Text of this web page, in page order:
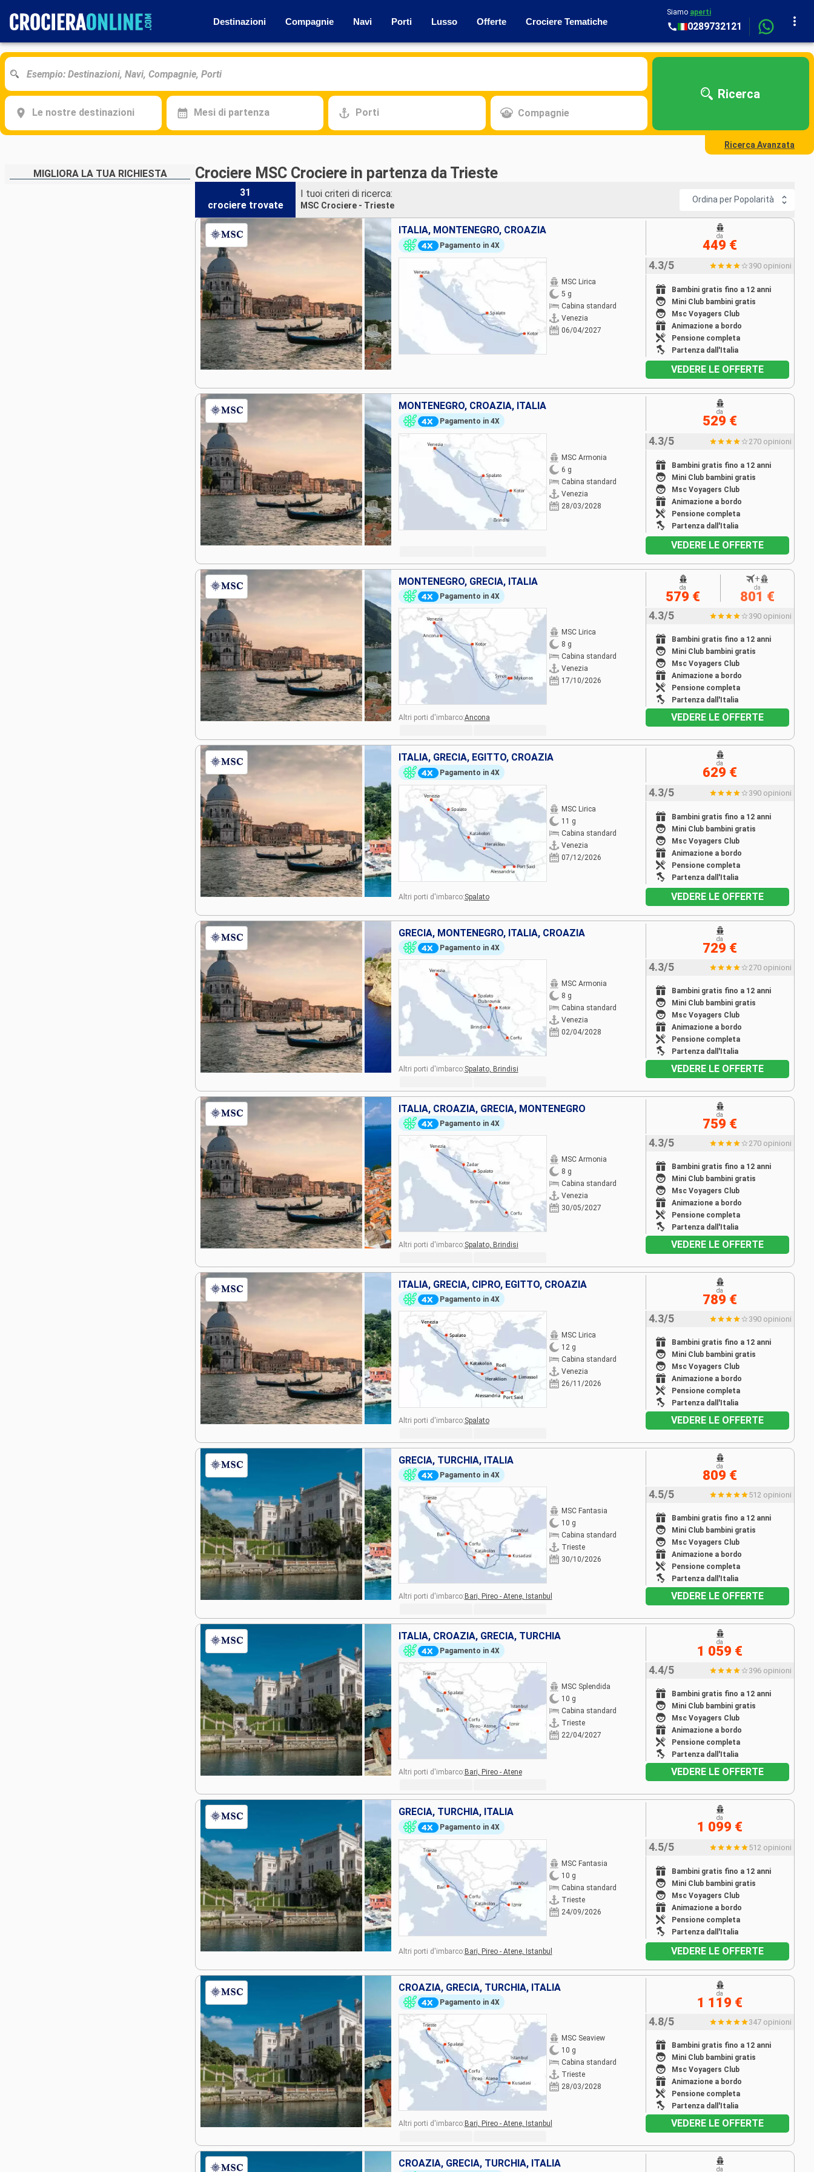
Destinazioni Compagnie Navi Porti Lusso Offerte Crociere Tematiche
Siamo aperti
0289732121
Le nostre destinazioni Mesi di partenza Porti Compagnie
Ricerca
Ricerca Avanzata
MIGLIORA LA TUA RICHIESTA Crociere MSC Crociere in partenza da Trieste
31
crociere trovate
I tuoi criteri di ricerca:
MSC Crociere - Trieste
Ordina per Popolarità
ITALIA, MONTENEGRO, CROAZIA
Pagamento in 4X
MSC Lirica
5 g
Cabina standard
Venezia
06/04/2027
4.3/5 390 opinioni
Bambini gratis fino a 12 anni
Mini Club bambini gratis
Msc Voyagers Club
Animazione a bordo
Pensione completa
Partenza dall'Italia
da
449 €
VEDERE LE OFFERTE
MONTENEGRO, CROAZIA, ITALIA
Pagamento in 4X
MSC Armonia
6 g
Cabina standard
Venezia
28/03/2028
4.3/5 270 opinioni
Bambini gratis fino a 12 anni
Mini Club bambini gratis
Msc Voyagers Club
Animazione a bordo
Pensione completa
Partenza dall'Italia
da
529 €
VEDERE LE OFFERTE
MONTENEGRO, GRECIA, ITALIA
Pagamento in 4X
MSC Lirica
8 g
Cabina standard
Venezia
17/10/2026
4.3/5 390 opinioni
Bambini gratis fino a 12 anni
Mini Club bambini gratis
Msc Voyagers Club
Animazione a bordo
Pensione completa
Partenza dall'Italia
da
579 €
+
da
801 €
Altri porti d'imbarco:Ancona VEDERE LE OFFERTE
ITALIA, GRECIA, EGITTO, CROAZIA
Pagamento in 4X
MSC Lirica
11 g
Cabina standard
Venezia
07/12/2026
4.3/5 390 opinioni
Bambini gratis fino a 12 anni
Mini Club bambini gratis
Msc Voyagers Club
Animazione a bordo
Pensione completa
Partenza dall'Italia
da
629 €
Altri porti d'imbarco:Spalato VEDERE LE OFFERTE
GRECIA, MONTENEGRO, ITALIA, CROAZIA
Pagamento in 4X
MSC Armonia
8 g
Cabina standard
Venezia
02/04/2028
4.3/5 270 opinioni
Bambini gratis fino a 12 anni
Mini Club bambini gratis
Msc Voyagers Club
Animazione a bordo
Pensione completa
Partenza dall'Italia
da
729 €
Altri porti d'imbarco:Spalato, Brindisi VEDERE LE OFFERTE
ITALIA, CROAZIA, GRECIA, MONTENEGRO
Pagamento in 4X
MSC Armonia
8 g
Cabina standard
Venezia
30/05/2027
4.3/5 270 opinioni
Bambini gratis fino a 12 anni
Mini Club bambini gratis
Msc Voyagers Club
Animazione a bordo
Pensione completa
Partenza dall'Italia
da
759 €
Altri porti d'imbarco:Spalato, Brindisi VEDERE LE OFFERTE
ITALIA, GRECIA, CIPRO, EGITTO, CROAZIA
Pagamento in 4X
MSC Lirica
12 g
Cabina standard
Venezia
26/11/2026
4.3/5 390 opinioni
Bambini gratis fino a 12 anni
Mini Club bambini gratis
Msc Voyagers Club
Animazione a bordo
Pensione completa
Partenza dall'Italia
da
789 €
Altri porti d'imbarco:Spalato VEDERE LE OFFERTE
GRECIA, TURCHIA, ITALIA
Pagamento in 4X
MSC Fantasia
10 g
Cabina standard
Trieste
30/10/2026
4.5/5 512 opinioni
Bambini gratis fino a 12 anni
Mini Club bambini gratis
Msc Voyagers Club
Animazione a bordo
Pensione completa
Partenza dall'Italia
da
809 €
Altri porti d'imbarco:Bari, Pireo - Atene, Istanbul VEDERE LE OFFERTE
ITALIA, CROAZIA, GRECIA, TURCHIA
Pagamento in 4X
MSC Splendida
10 g
Cabina standard
Trieste
22/04/2027
4.4/5 396 opinioni
Bambini gratis fino a 12 anni
Mini Club bambini gratis
Msc Voyagers Club
Animazione a bordo
Pensione completa
Partenza dall'Italia
da
1 059 €
Altri porti d'imbarco:Bari, Pireo - Atene VEDERE LE OFFERTE
GRECIA, TURCHIA, ITALIA
Pagamento in 4X
MSC Fantasia
10 g
Cabina standard
Trieste
24/09/2026
4.5/5 512 opinioni
Bambini gratis fino a 12 anni
Mini Club bambini gratis
Msc Voyagers Club
Animazione a bordo
Pensione completa
Partenza dall'Italia
da
1 099 €
Altri porti d'imbarco:Bari, Pireo - Atene, Istanbul VEDERE LE OFFERTE
CROAZIA, GRECIA, TURCHIA, ITALIA
Pagamento in 4X
MSC Seaview
10 g
Cabina standard
Trieste
28/03/2028
4.8/5 347 opinioni
Bambini gratis fino a 12 anni
Mini Club bambini gratis
Msc Voyagers Club
Animazione a bordo
Pensione completa
Partenza dall'Italia
da
1 119 €
Altri porti d'imbarco:Bari, Pireo - Atene, Istanbul VEDERE LE OFFERTE
CROAZIA, GRECIA, TURCHIA, ITALIA
da